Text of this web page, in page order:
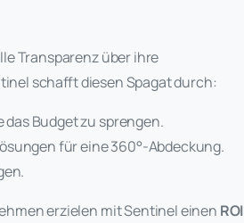
Transparenz über ihre
schafft diesen Spagat durch:
Budget zu sprengen.
für eine 360°-Abdeckung.
erzielen mit Sentinel einen ROI